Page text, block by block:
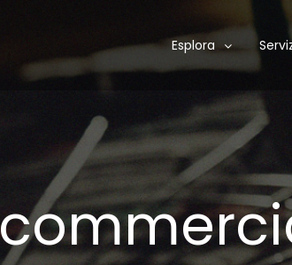
Esplora